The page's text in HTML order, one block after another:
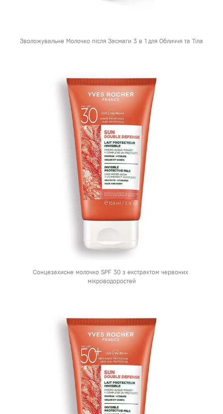
Зволожувальне Молочко після Засмаги 3 в 1 для Обличчя та Тіла
Сонцезахисне молочко SPF 30 з екстрактом червоних
мікроводоростей